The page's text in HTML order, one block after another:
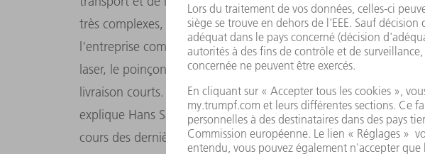
très complexes, dans des tailles de lot de 20 à 1 500 pièces.
l'entreprise comprennent, outre le conseil en construction, la
laser, le poinçonnage et le pliage. « Nos clients attendent de la
livraison courts. Ce n'est possible que grâce à l'automatisation
explique Hans Sanders. VDL Technics a massivement
cours des dernières années, et pour Hans Sanders, c'est la clé